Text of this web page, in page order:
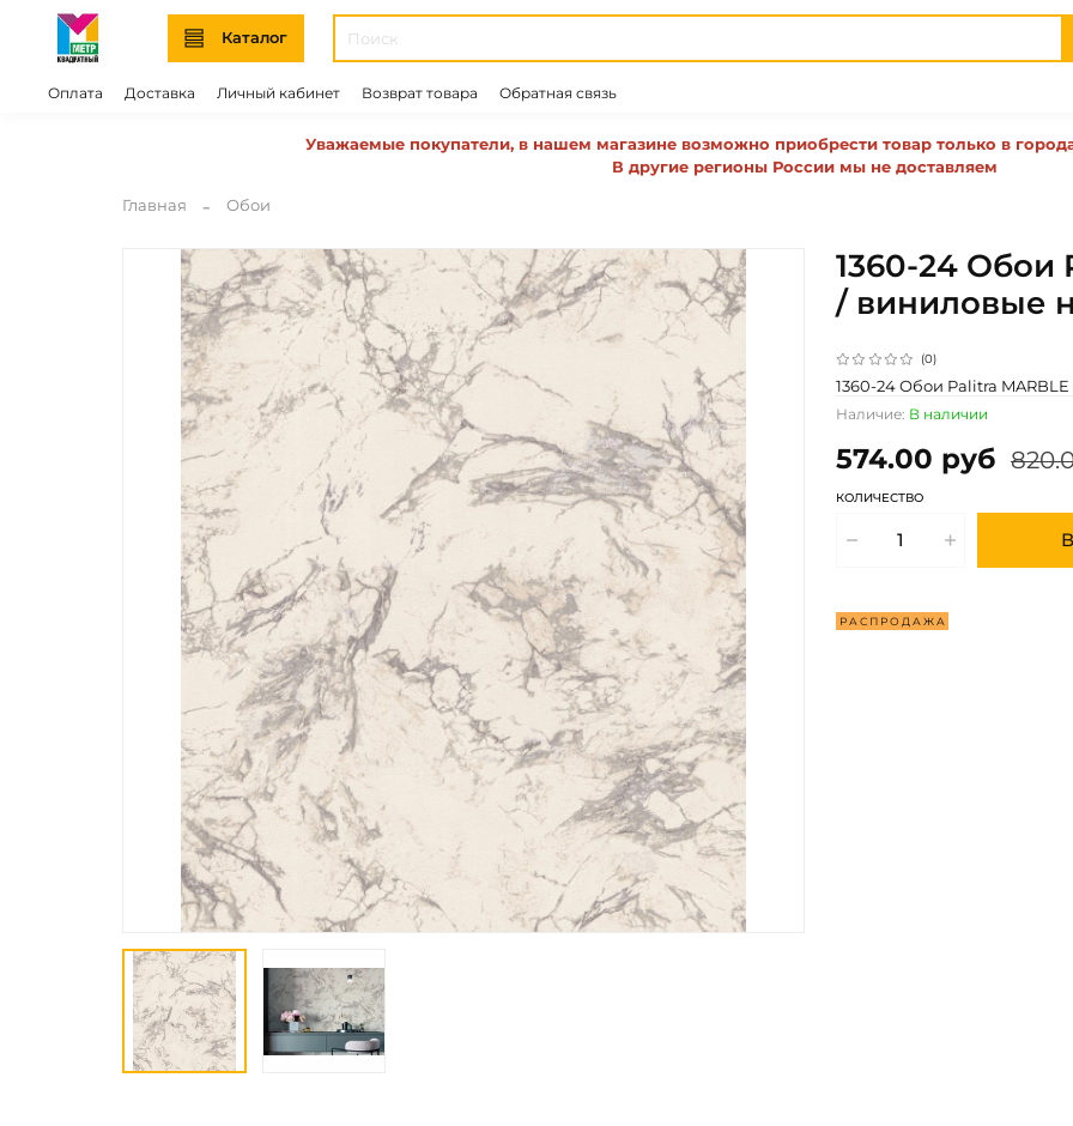
Каталог
Оплата Доставка Личный кабинет Возврат товара Обратная связь
Уважаемые покупатели, в нашем магазине возможно приобрести товар только в
В другие регионы России мы не доставляем
Главная
Обои
(0)
Наличие: В наличии
Р А С П Р О Д А Ж А
1360-24 Обои
/ виниловые
574.00 руб
КОЛИЧЕСТВО
1360-24 Обои Palitra